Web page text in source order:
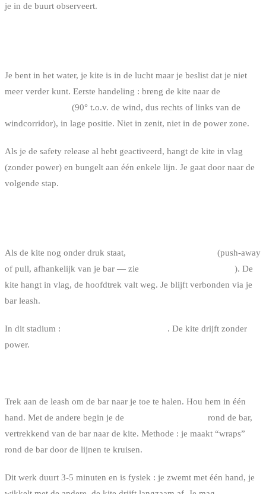
je in de buurt observeert.
Je bent in het water, je kite is in de lucht maar je beslist dat je niet
meer verder kunt. Eerste handeling : breng de kite naar de
(90° t.o.v. de wind, dus rechts of links van de
windcorridor), in lage positie. Niet in zenit, niet in de power zone.
Als je de safety release al hebt geactiveerd, hangt de kite in vlag
(zonder power) en bungelt aan één enkele lijn. Je gaat door naar de
volgende stap.
Als de kite nog onder druk staat,
(push-away
of pull, afhankelijk van je bar — zie
). De
kite hangt in vlag, de hoofdtrek valt weg. Je blijft verbonden via je
bar leash.
In dit stadium :
. De kite drijft zonder
power.
Trek aan de leash om de bar naar je toe te halen. Hou hem in één
hand. Met de andere begin je de
rond de bar,
vertrekkend van de bar naar de kite. Methode : je maakt “wraps”
rond de bar door de lijnen te kruisen.
Dit werk duurt 3-5 minuten en is fysiek : je zwemt met één hand, je